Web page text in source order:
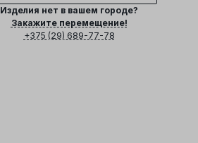
Изделия нет в вашем городе?
Закажите перемещение!
+375 (29) 689-77-78